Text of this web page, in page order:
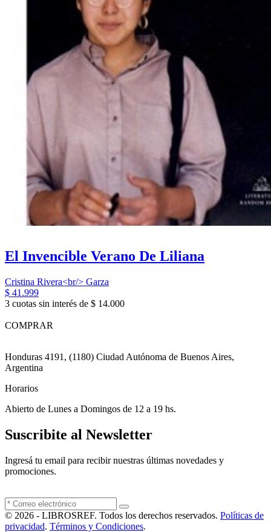
El Invencible Verano De Liliana
Cristina Rivera<br/> Garza
$ 41.999
3 cuotas sin interés de $ 14.000
COMPRAR
Honduras 4191, (1180) Ciudad Autónoma de Buenos Aires,
Argentina
Horarios
Abierto de Lunes a Domingos de 12 a 19 hs.
Suscribite al Newsletter
Ingresá tu email para recibir nuestras últimas novedades y
promociones.
© 2026 - LIBROSREF. Todos los derechos reservados. Políticas de
privacidad. Términos y Condiciones.